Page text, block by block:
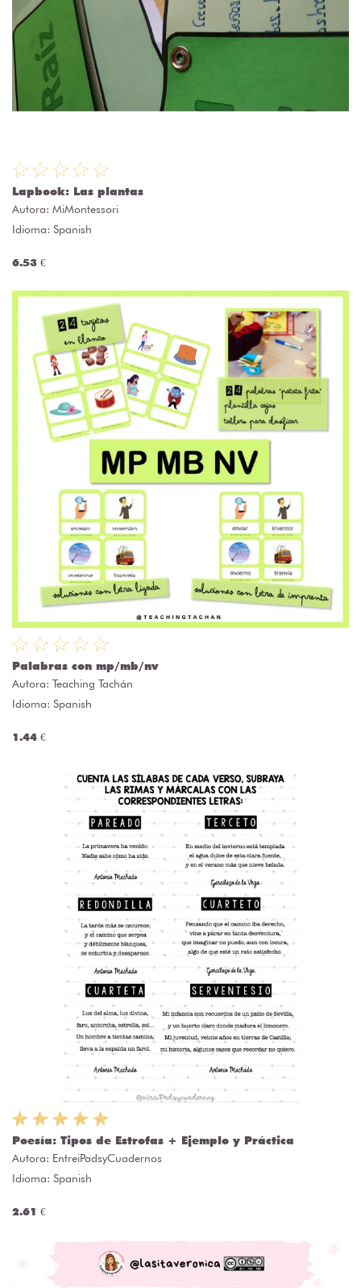
Lapbook: Las plantas
Autora: MiMontessori
Idioma: Spanish
6.53 €
Palabras con mp/mb/nv
Autora: Teaching Tachán
Idioma: Spanish
1.44 €
Poesía: Tipos de Estrofas + Ejemplo y Práctica
Autora: EntreiPadsyCuadernos
Idioma: Spanish
2.61 €